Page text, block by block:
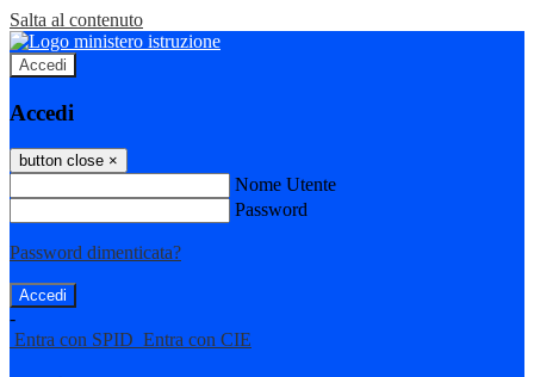
Salta al contenuto
Accedi
Accedi
button close ×
Nome Utente
Password
Password dimenticata?
-
Entra con SPID Entra con CIE